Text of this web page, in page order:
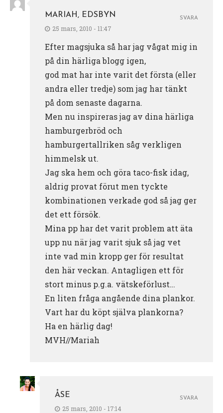
MARIAH, EDSBYN
25 mars, 2010 - 11:47
Efter magsjuka så har jag vågat mig in
på din härliga blogg igen,
god mat har inte varit det första (eller
andra eller tredje) som jag har tänkt
på dom senaste dagarna.
Men nu inspireras jag av dina härliga
hamburgerbröd och
hamburgertallriken såg verkligen
himmelsk ut.
Jag ska hem och göra taco-fisk idag,
aldrig provat förut men tyckte
kombinationen verkade god så jag ger
det ett försök.
Mina pp har det varit problem att äta
upp nu när jag varit sjuk så jag vet
inte vad min kropp ger för resultat
den här veckan. Antagligen ett för
stort minus p.g.a. vätskeförlust…
En liten fråga angående dina plankor.
Vart har du köpt själva plankorna?
Ha en härlig dag!
MVH//Mariah
SVARA
ÅSE
25 mars, 2010 - 17:14
SVARA